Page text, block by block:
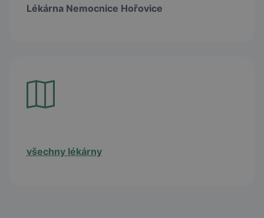
Lékárna Nemocnice Hořovice
všechny lékárny